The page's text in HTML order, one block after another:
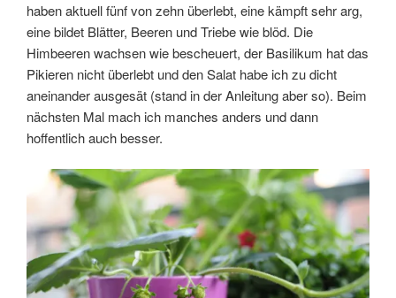
haben aktuell fünf von zehn überlebt, eine kämpft sehr arg,
eine bildet Blätter, Beeren und Triebe wie blöd. Die
Himbeeren wachsen wie bescheuert, der Basilikum hat das
Pikieren nicht überlebt und den Salat habe ich zu dicht
aneinander ausgesät (stand in der Anleitung aber so). Beim
nächsten Mal mach ich manches anders und dann
hoffentlich auch besser.